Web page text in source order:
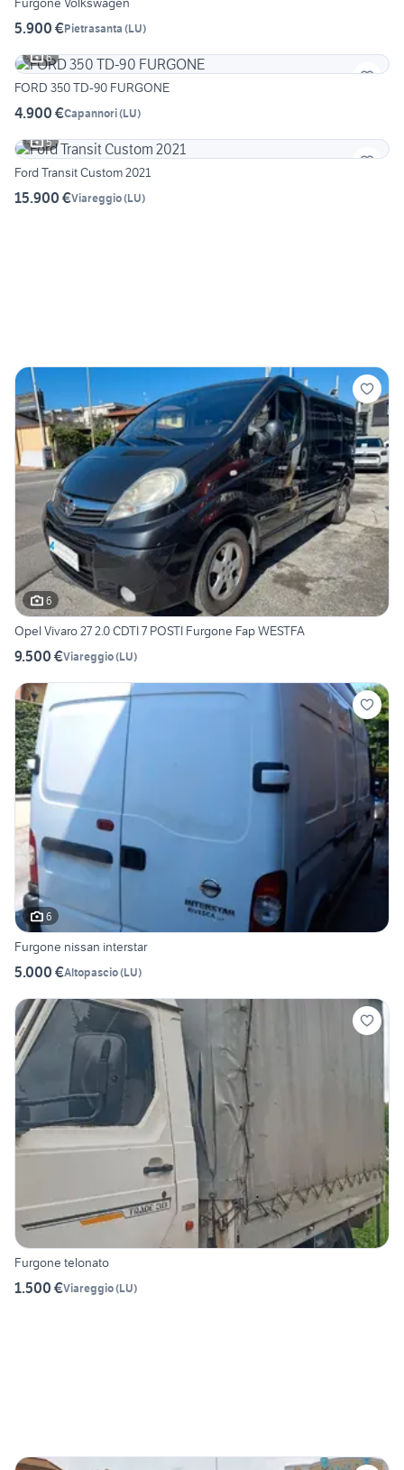
5.900 €Pietrasanta (LU)
6
FORD 350 TD-90 FURGONE
4.900 €Capannori(LU)
5
Ford Transit Custom 2021
15.900 €Viareggio(LU)
6
Opel Vivaro 27 2.0 CDTI 7 POSTI Furgone Fap WESTFA
9.500 €Viareggio(LU)
6
Furgone nissan interstar
5.000 €Altopascio(LU)
Furgone telonato
1.500 €Viareggio(LU)